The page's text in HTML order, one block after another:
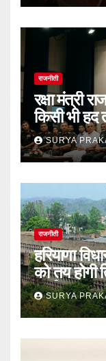
राजनीती
रक्षा मंत्री
किसी भी हद
SURYA
राजनीती
हरियाणा
को तय होगी
चर्चाSURYA